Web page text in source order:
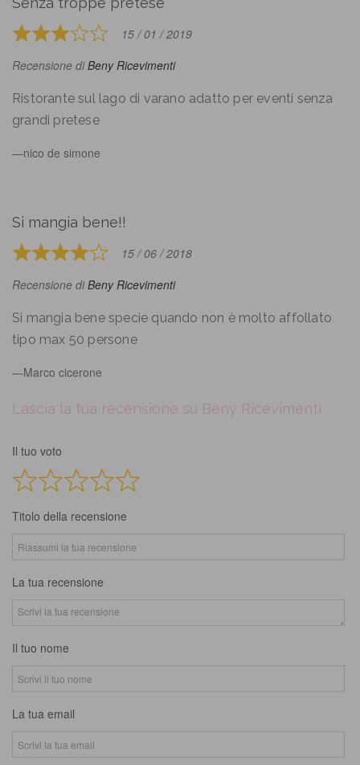
Rated
3
of
5
15 / 01 / 2019
Recensione diBeny Ricevimenti
Ristorante sul lago di varano adatto per eventi senza
grandi pretese
nico de simone
Si mangia bene!!
Rated
4
of
5
15 / 06 / 2018
Recensione diBeny Ricevimenti
Si mangia bene specie quando non è molto affollato
tipo max 50 persone
Marco cicerone
Lascia la tua recensione su Beny Ricevimenti
Il tuo voto
Titolo della recensione
La tua recensione
Il tuo nome
La tua email